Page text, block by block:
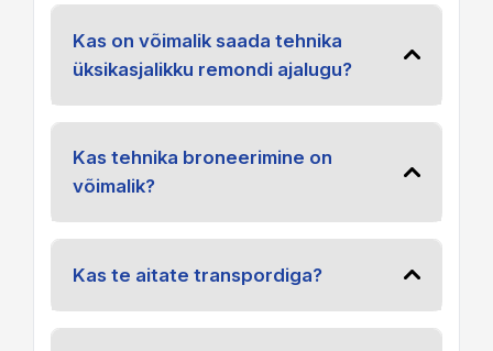
Kas on võimalik saada tehnika
üksikasjalikku remondi ajalugu?
Kas tehnika broneerimine on
võimalik?
Kas te aitate transpordiga?